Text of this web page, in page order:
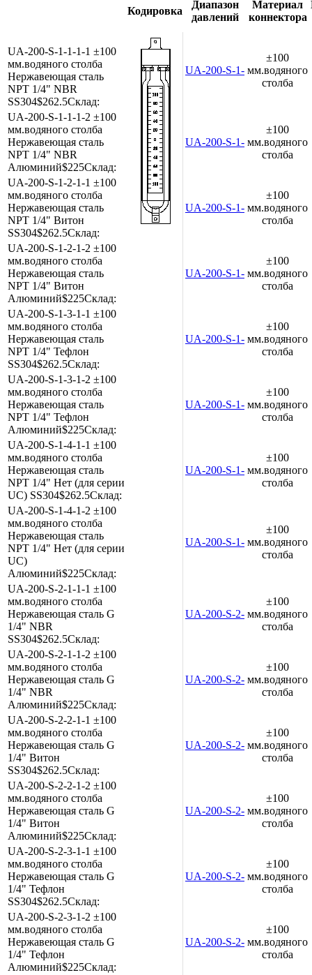
Кодировка
Диапазон
давлений
Материал
коннектора
UA-200-S-1-1-1-1 ±100
мм.водяного столба
Нержавеющая сталь
NPT 1/4" NBR
SS304$262.5Склад:
UA-200-S-1-1-1-1
±100
мм.водяного
столба
UA-200-S-1-1-1-2 ±100
мм.водяного столба
Нержавеющая сталь
NPT 1/4" NBR
Алюминий$225Склад:
UA-200-S-1-1-1-2
±100
мм.водяного
столба
UA-200-S-1-2-1-1 ±100
мм.водяного столба
Нержавеющая сталь
NPT 1/4" Витон
SS304$262.5Склад:
UA-200-S-1-2-1-1
±100
мм.водяного
столба
UA-200-S-1-2-1-2 ±100
мм.водяного столба
Нержавеющая сталь
NPT 1/4" Витон
Алюминий$225Склад:
UA-200-S-1-2-1-2
±100
мм.водяного
столба
UA-200-S-1-3-1-1 ±100
мм.водяного столба
Нержавеющая сталь
NPT 1/4" Тефлон
SS304$262.5Склад:
UA-200-S-1-3-1-1
±100
мм.водяного
столба
UA-200-S-1-3-1-2 ±100
мм.водяного столба
Нержавеющая сталь
NPT 1/4" Тефлон
Алюминий$225Склад:
UA-200-S-1-3-1-2
±100
мм.водяного
столба
UA-200-S-1-4-1-1 ±100
мм.водяного столба
Нержавеющая сталь
NPT 1/4" Нет (для серии
UC) SS304$262.5Склад:
UA-200-S-1-4-1-1
±100
мм.водяного
столба
UA-200-S-1-4-1-2 ±100
мм.водяного столба
Нержавеющая сталь
NPT 1/4" Нет (для серии
UC)
Алюминий$225Склад:
UA-200-S-1-4-1-2
±100
мм.водяного
столба
UA-200-S-2-1-1-1 ±100
мм.водяного столба
Нержавеющая сталь G
1/4" NBR
SS304$262.5Склад:
UA-200-S-2-1-1-1
±100
мм.водяного
столба
UA-200-S-2-1-1-2 ±100
мм.водяного столба
Нержавеющая сталь G
1/4" NBR
Алюминий$225Склад:
UA-200-S-2-1-1-2
±100
мм.водяного
столба
UA-200-S-2-2-1-1 ±100
мм.водяного столба
Нержавеющая сталь G
1/4" Витон
SS304$262.5Склад:
UA-200-S-2-2-1-1
±100
мм.водяного
столба
UA-200-S-2-2-1-2 ±100
мм.водяного столба
Нержавеющая сталь G
1/4" Витон
Алюминий$225Склад:
UA-200-S-2-2-1-2
±100
мм.водяного
столба
UA-200-S-2-3-1-1 ±100
мм.водяного столба
Нержавеющая сталь G
1/4" Тефлон
SS304$262.5Склад:
UA-200-S-2-3-1-1
±100
мм.водяного
столба
UA-200-S-2-3-1-2 ±100
мм.водяного столба
Нержавеющая сталь G
1/4" Тефлон
Алюминий$225Склад:
UA-200-S-2-3-1-2
±100
мм.водяного
столба